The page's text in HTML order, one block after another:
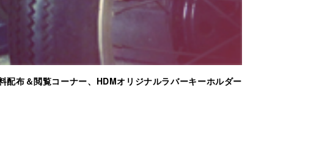
布＆閲覧コーナー、HDMオリジナルラバーキーホルダー